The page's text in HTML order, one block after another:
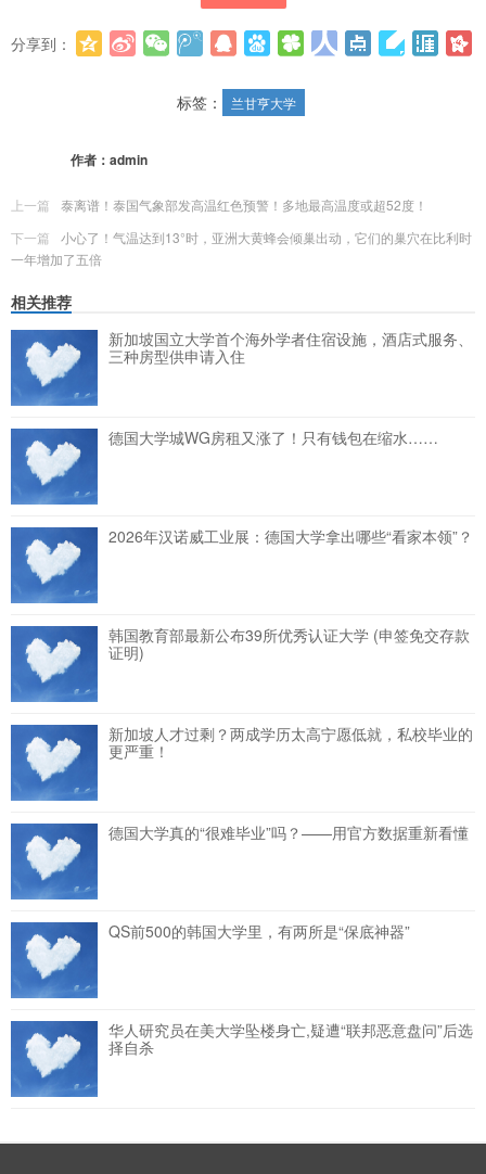
分享到：
标签：
兰甘亨大学
作者： admin
上一篇
泰离谱！泰国气象部发高温红色预警！多地最高温度或超52度！
下一篇
小心了！气温达到13°时，亚洲大黄蜂会倾巢出动，它们的巢穴在比利时
一年增加了五倍
相关推荐
新加坡国立大学首个海外学者住宿设施，酒店式服务、
三种房型供申请入住
德国大学城WG房租又涨了！只有钱包在缩水……
2026年汉诺威工业展：德国大学拿出哪些“看家本领”？
韩国教育部最新公布39所优秀认证大学 (申签免交存款
证明)
新加坡人才过剩？两成学历太高宁愿低就，私校毕业的
更严重！
德国大学真的“很难毕业”吗？——用官方数据重新看懂
QS前500的韩国大学里，有两所是“保底神器”
华人研究员在美大学坠楼身亡,疑遭“联邦恶意盘问”后选
择自杀